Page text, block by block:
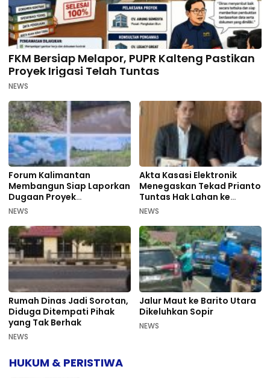
FKM Bersiap Melapor, PUPR Kalteng Pastikan
Proyek Irigasi Telah Tuntas
NEWS
Forum Kalimantan
Membangun Siap Laporkan
Dugaan Proyek
Bermasalah PUPR Kalteng
NEWS
Akta Kasasi Elektronik
Menegaskan Tekad Prianto
Tuntas Hak Lahan ke
Mahkamah Agung
NEWS
Rumah Dinas Jadi Sorotan,
Diduga Ditempati Pihak
yang Tak Berhak
NEWS
Jalur Maut ke Barito Utara
Dikeluhkan Sopir
NEWS
HUKUM & PERISTIWA